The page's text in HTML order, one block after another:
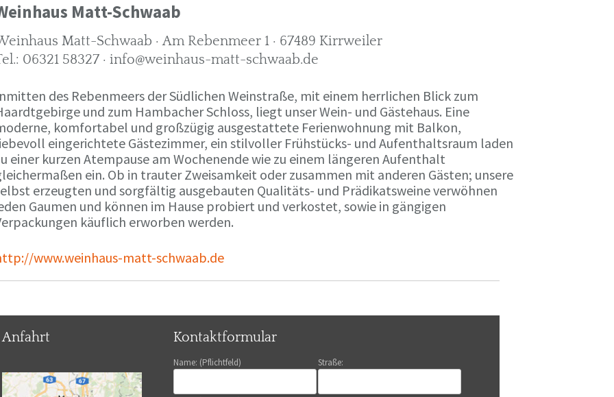
Matt-Schwaab
Matt-Schwaab · Am Rebenmeer 1 · 67489 Kirrweiler
06321 58327 · info@weinhaus-matt-schwaab.de
des Rebenmeers der Südlichen Weinstraße, mit einem herrlichen Blick zum
und zum Hambacher Schloss, liegt unser Wein- und Gästehaus. Eine
komfortabel und großzügig ausgestattete Ferienwohnung mit Balkon,
eingerichtete Gästezimmer, ein stilvoller Frühstücks- und Aufenthaltsraum laden
einer kurzen Atempause am Wochenende wie zu einem längeren Aufenthalt
ein. Ob in trauter Zweisamkeit oder zusammen mit anderen Gästen; unsere
erzeugten und sorgfältig ausgebauten Qualitäts- und Prädikatsweine verwöhnen
Gaumen und können im Hause probiert und verkostet, sowie in gängigen
käuflich erworben werden.
www.weinhaus-matt-schwaab.de
Anfahrt Kontaktformular
Name: (Pflichtfeld) Straße: